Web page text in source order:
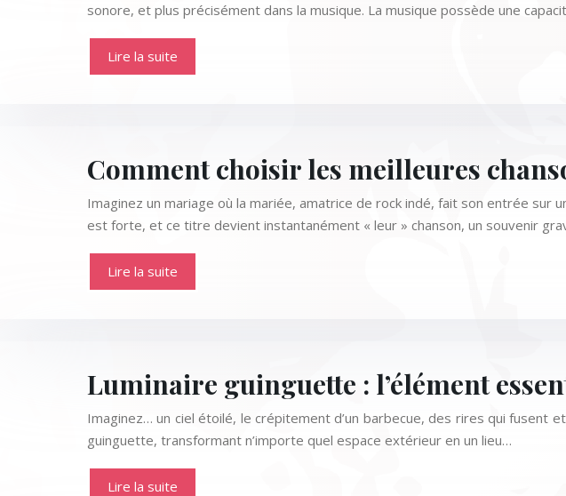
sonore, et plus précisément dans la musique. La musique possède une
Lire la suite
Comment choisir les meilleures
Imaginez un mariage où la mariée, amatrice de rock indé, fait son entrée sur
est forte, et ce titre devient instantanément « leur » chanson, un souvenir
Lire la suite
Luminaire guinguette : l’élément
Imaginez… un ciel étoilé, le crépitement d’un barbecue, des rires qui fusent
guinguette, transformant n’importe quel espace extérieur en un lieu…
Lire la suite